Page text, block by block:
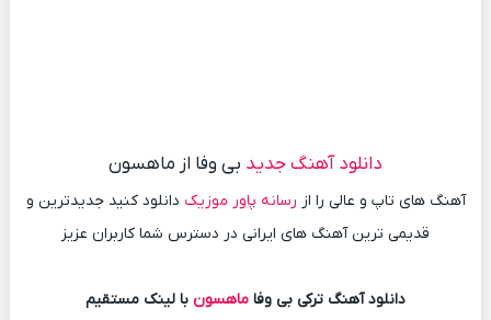
دانلود آهنگ جدید بی وفا از ماهسون
آهنگ های تاپ و عالی را از رسانه پاور موزیک دانلود کنید جدیدترین و
قدیمی ترین آهنگ های ایرانی در دسترس شما کاربران عزیز
دانلود آهنگ ترکی بی وفا ماهسون با لینک مستقیم